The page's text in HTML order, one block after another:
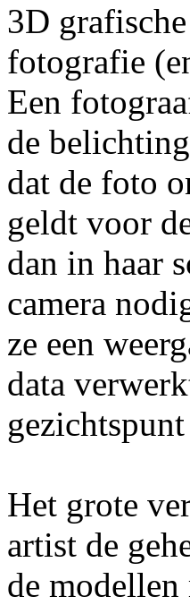
3D
fotografie
Een
de
dat de foto
geldt voor
dan in haar
camera
ze een
data
Het grote
artist de
de